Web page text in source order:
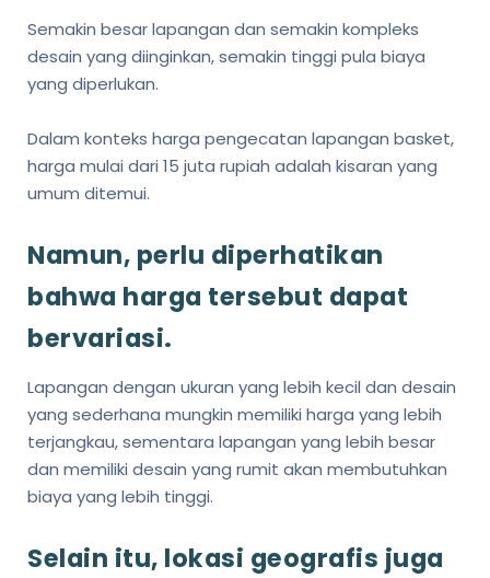
Semakin besar lapangan dan semakin kompleks
desain yang diinginkan, semakin tinggi pula biaya
yang diperlukan.
Dalam konteks harga pengecatan lapangan basket,
harga mulai dari 15 juta rupiah adalah kisaran yang
umum ditemui.
Namun, perlu diperhatikan
bahwa harga tersebut dapat
bervariasi.
Lapangan dengan ukuran yang lebih kecil dan desain
yang sederhana mungkin memiliki harga yang lebih
terjangkau, sementara lapangan yang lebih besar
dan memiliki desain yang rumit akan membutuhkan
biaya yang lebih tinggi.
Selain itu, lokasi geografis juga